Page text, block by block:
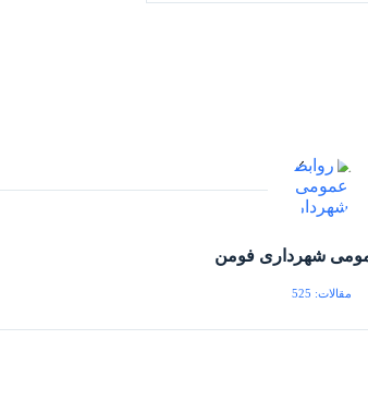
شهرداری فومن
مقالات: 525